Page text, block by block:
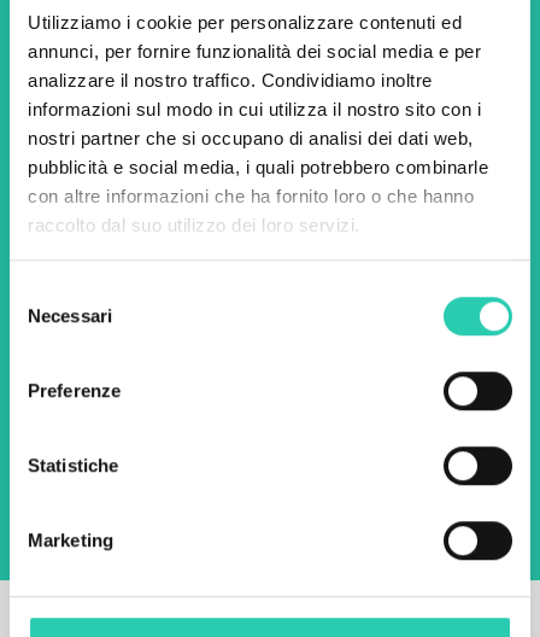
Utilizziamo i cookie per personalizzare contenuti ed
annunci, per fornire funzionalità dei social media e per
analizzare il nostro traffico. Condividiamo inoltre
informazioni sul modo in cui utilizza il nostro sito con i
nostri partner che si occupano di analisi dei dati web,
pubblicità e social media, i quali potrebbero combinarle
con altre informazioni che ha fornito loro o che hanno
raccolto dal suo utilizzo dei loro servizi.
delNecessari
Preferenze
Statistiche
Marketing
Non perderti i prossimi
eventi! Iscriviti alla
newsletter di GO! 2025 per
scoprire tutte le nostre
iniziative.
Nome * Cognome *
sito web.Privacy policy